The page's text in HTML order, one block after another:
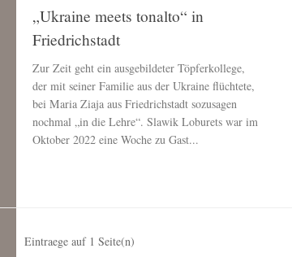
„Ukraine meets tonalto“ in
Friedrichstadt
Zur Zeit geht ein ausgebildeter Töpferkollege,
der mit seiner Familie aus der Ukraine flüchtete,
bei Maria Ziaja aus Friedrichstadt sozusagen
nochmal „in die Lehre“. Slawik Loburets war im
Oktober 2022 eine Woche zu Gast...
Eintraege auf 1 Seite(n)